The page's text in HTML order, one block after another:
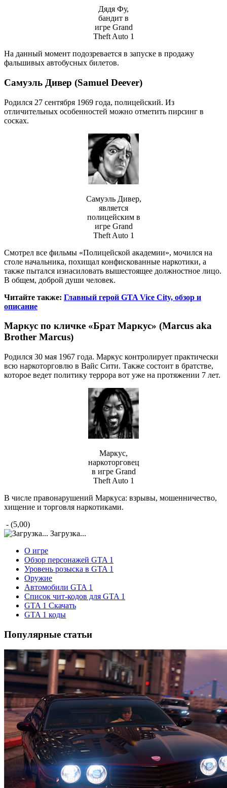
Дядя Фу,
бандит в
игре Grand
Theft Auto 1
На данный момент подозревается в запуске в продажу
фальшивых автобусных билетов.
Самуэль Дивер (Samuel Deever)
Родился 27 сентября 1969 года, полицейский. Из
отличительных особенностей можно отметить пирсинг в
сосках.
Самуэль Дивер,
является
полицейским в
игре Grand
Theft Auto 1
Смотрел все фильмы «Полицейской академии», мочился на
столе начальника, похищал конфискованные наркотики, а
также пытался изнасиловать вышестоящее должностное лицо.
В общем, доброй души человек.
Читайте также: Главный герой GTA Vice City, обзор и
описание
Маркус по кличке «Брат Маркус» (Marcus aka
Brother Marcus)
Родился 30 мая 1967 года. Маркус контролирует практически
всю наркоторговлю в Вайс Сити. Также состоит в братстве,
которое ведет политику террора вот уже на протяжении 7 лет.
Маркус,
наркоторговец
в игре Grand
Theft Auto 1
В числе правонарушений Маркуса: взрывы, мошенничество,
хищение и торговля наркотиками.
- (5,00)
Загрузка...
О игре
Обзор персонажей GTA 1
Уровень розыска в GTA 1
Оружие
Автомобили GTA 1
Список чит-кодов для GTA 1
GTA 1 Cкачать
GTA 1 коды
Популярные статьи